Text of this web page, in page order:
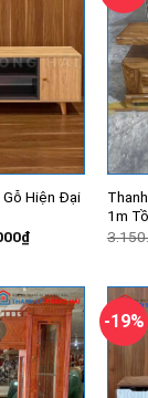
Gỗ Hiện Đại
₫Giá
hiện
1.680.000₫.
1m
-19%